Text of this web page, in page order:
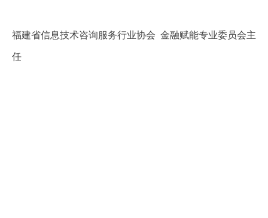
福建省信息技术咨询服务行业协会 金融赋能专业委员会主
任